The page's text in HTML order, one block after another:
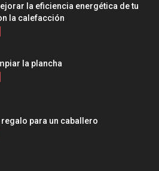
la eficiencia energética de tu
la calefacción
la plancha
para un caballero